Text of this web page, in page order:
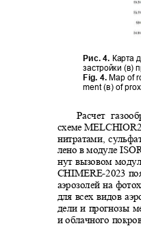
Рис. 4. Карта
застройки (в)
Fig. 4.Map of
ment (в) of
Расчет
схемe MELCHIOR
нитратами,
лено в модуле
нут вызовом
CHIMERE-2023
аэрозолей на
для всех видов
дели и прогнозы
и облачного